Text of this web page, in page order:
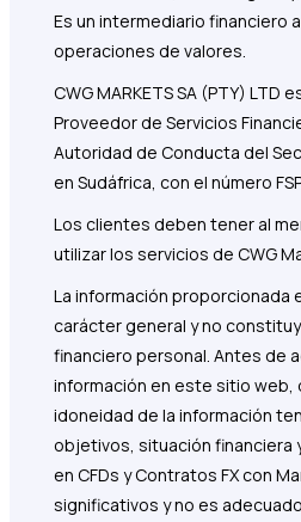
Es un intermediario financiero
operaciones de valores.
CWG MARKETS SA (PTY)
Proveedor de Servicios
Autoridad de Conducta del
en Sudáfrica, con el número
Los clientes deben tener al
utilizar los servicios de CWG
La información proporcionada
carácter general y no
financiero personal. Antes de
información en este sitio web,
idoneidad de la información
objetivos, situación financiera
en CFDs y Contratos FX con
significativos y no es